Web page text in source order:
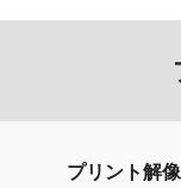
プリント解